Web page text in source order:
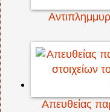
Απευθείας